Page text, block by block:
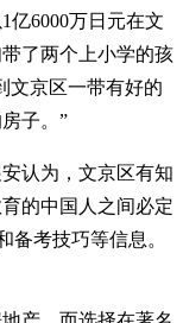
亿6000万日元在文
了两个上小学的孩
文京区一带有好的
子。”
认为，文京区有知
的中国人之间必定
备考技巧等信息。